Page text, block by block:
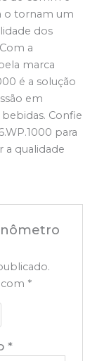
o tornam um
dos
a
marca
é a solução
em
Confie
para
a qualidade
*
*